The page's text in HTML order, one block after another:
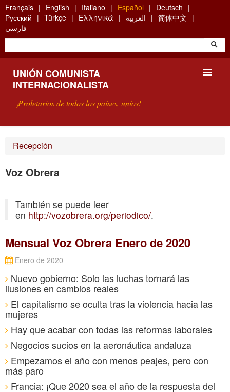
Skip
to
main
content
Français English Italiano Español
Deutsch
Русский
Türkçe Ελληνικά العربية
简体中文
فارسی
UNIÓN COMUNISTA
INTERNACIONALISTA
¡Proletarios de todos los países, uníos!
CONTACTARNOS
Recepción
Voz Obrera
También se puede leer
en http://vozobrera.org/periodico/.
Mensual Voz Obrera Enero de 2020
Enero de 2020
Nuevo gobierno: Solo las luchas tornará las
ilusiones en cambios reales
El capitalismo se oculta tras la violencia hacia las
mujeres
Hay que acabar con todas las reformas laborales
Negocios sucios en la aeronáutica andaluza
Empezamos el año con menos peajes, pero con
más paro
Francia: ¡Que 2020 sea el año de la respuesta del